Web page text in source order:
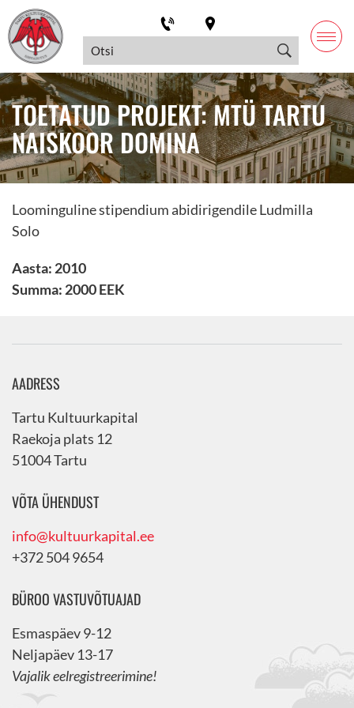
TOETATUD PROJEKT: MTÜ TARTU
NAISKOOR DOMINA
Loominguline stipendium abidirigendile Ludmilla
Solo
Aasta: 2010
Summa: 2000 EEK
AADRESS
Tartu Kultuurkapital
Raekoja plats 12
51004 Tartu
VÕTA ÜHENDUST
info@kultuurkapital.ee
+372 504 9654
BÜROO VASTUVÕTUAJAD
Esmaspäev 9-12
Neljapäev 13-17
Vajalik eelregistreerimine!